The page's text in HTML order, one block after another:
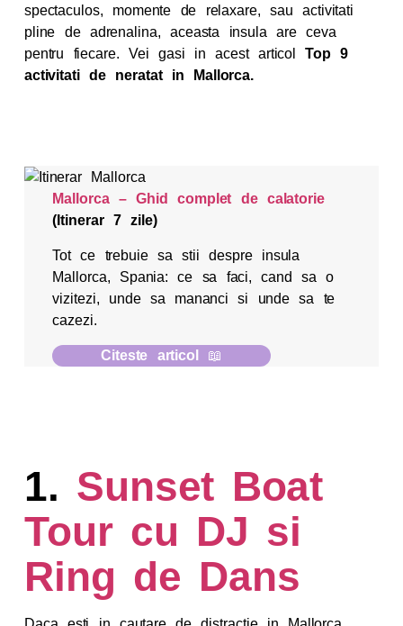
spectaculos, momente de relaxare, sau activitati
pline de adrenalina, aceasta insula are ceva
pentru fiecare. Vei gasi in acest articolTop 9
activitati de neratat in Mallorca.
Mallorca – Ghid complet de calatorie
(Itinerar 7 zile)
Tot ce trebuie sa stii despre insula
Mallorca, Spania: ce sa faci, cand sa o
vizitezi, unde sa mananci si unde sa te
cazezi.
Citeste articol 📖
1. Sunset Boat
Tour cu DJ si
Ring de Dans